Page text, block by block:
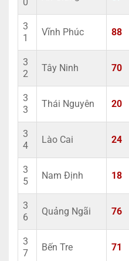
0
3
1
Vĩnh Phúc 88
3
2
Tây Ninh 70
3
3
Thái Nguyên 20
3
4
Lào Cai 24
3
5
Nam Định 18
3
6
Quảng Ngãi 76
3
7
Bến Tre 71